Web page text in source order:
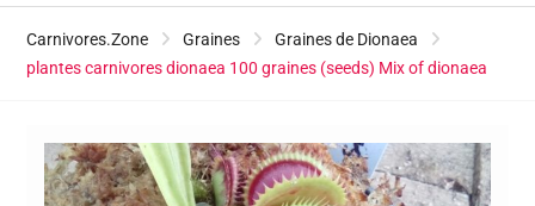
Carnivores.Zone Graines
Graines de Dionaea
plantes carnivores dionaea 100 graines (seeds) Mix of dionaea